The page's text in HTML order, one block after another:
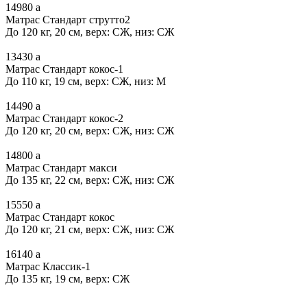
14980 a
Матрас Стандарт струтто2
До 120 кг, 20 см, верх: СЖ, низ: СЖ
13430 a
Матрас Стандарт кокос-1
До 110 кг, 19 см, верх: СЖ, низ: М
14490 a
Матрас Стандарт кокос-2
До 120 кг, 20 см, верх: СЖ, низ: СЖ
14800 a
Матрас Стандарт макси
До 135 кг, 22 см, верх: СЖ, низ: СЖ
15550 a
Матрас Стандарт кокос
До 120 кг, 21 см, верх: СЖ, низ: СЖ
16140 a
Матрас Классик-1
До 135 кг, 19 см, верх: СЖ